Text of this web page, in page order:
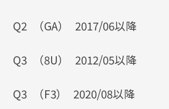
Q2 （GA） 2017/06以降
Q3 （8U） 2012/05以降
Q3 （F3） 2020/08以降